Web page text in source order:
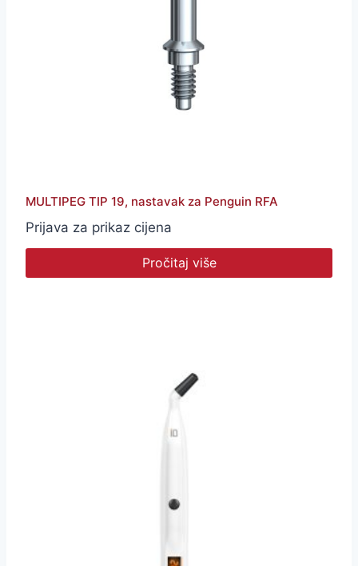
MULTIPEG TIP 19, nastavak za Penguin RFA
Prijava za prikaz cijena
Pročitaj više